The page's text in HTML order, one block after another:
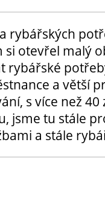
rybářských
otevřel malý
rybářské
a větší
s více než
jsme tu stále
a stále